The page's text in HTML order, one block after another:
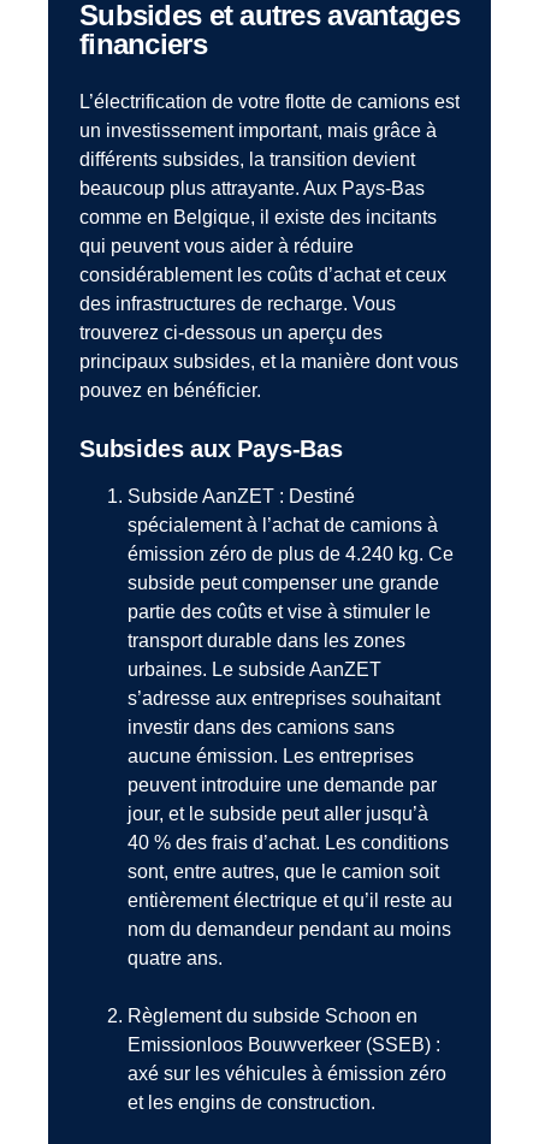
Subsides et autres avantages
financiers
L’électrification de votre flotte de camions est
un investissement important, mais grâce à
différents subsides, la transition devient
beaucoup plus attrayante. Aux Pays-Bas
comme en Belgique, il existe des incitants
qui peuvent vous aider à réduire
considérablement les coûts d’achat et ceux
des infrastructures de recharge. Vous
trouverez ci-dessous un aperçu des
principaux subsides, et la manière dont vous
pouvez en bénéficier.
Subsides aux Pays-Bas
Subside AanZET : Destiné
spécialement à l’achat de camions à
émission zéro de plus de 4.240 kg. Ce
subside peut compenser une grande
partie des coûts et vise à stimuler le
transport durable dans les zones
urbaines. Le subside AanZET
s’adresse aux entreprises souhaitant
investir dans des camions sans
aucune émission. Les entreprises
peuvent introduire une demande par
jour, et le subside peut aller jusqu’à
40 % des frais d’achat. Les conditions
sont, entre autres, que le camion soit
entièrement électrique et qu’il reste au
nom du demandeur pendant au moins
quatre ans.
Règlement du subside Schoon en
Emissionloos Bouwverkeer (SSEB) :
axé sur les véhicules à émission zéro
et les engins de construction.